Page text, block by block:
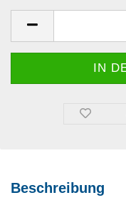
Beschreibung